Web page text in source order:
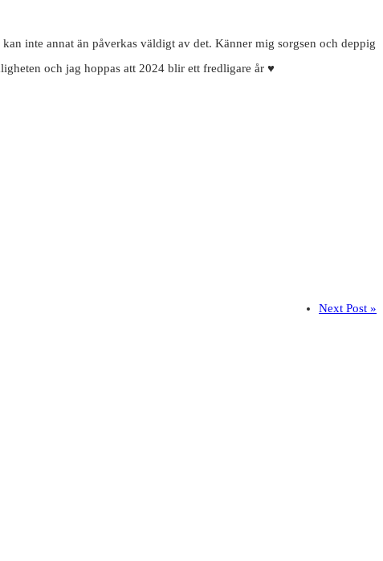
inte annat än påverkas väldigt av det. Känner mig sorgsen och deppig
och jag hoppas att 2024 blir ett fredligare år ♥️
Next Post »